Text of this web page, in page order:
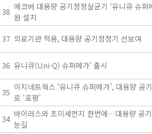
38
에코버 대용량 공기청정살균기 ‘유니큐 슈퍼
원 설치
37 의료기관 적용, 대용량 공기청정기 선보여
36 유니큐(Uni-Q) 슈퍼메가’ 출시
35
이지네트웍스 ‘유니큐 슈퍼메가’, 대용량 공
로 ‘호평’
34
바이러스와 초미세먼지 한번에…대용량 공
눈길